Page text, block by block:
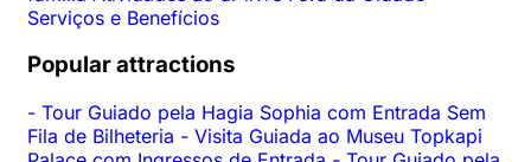
Serviços e Benefícios
Popular attractions
- Tour Guiado pela Hagia Sophia com Entrada Sem
Fila de Bilheteria - Visita Guiada ao Museu Topkapi